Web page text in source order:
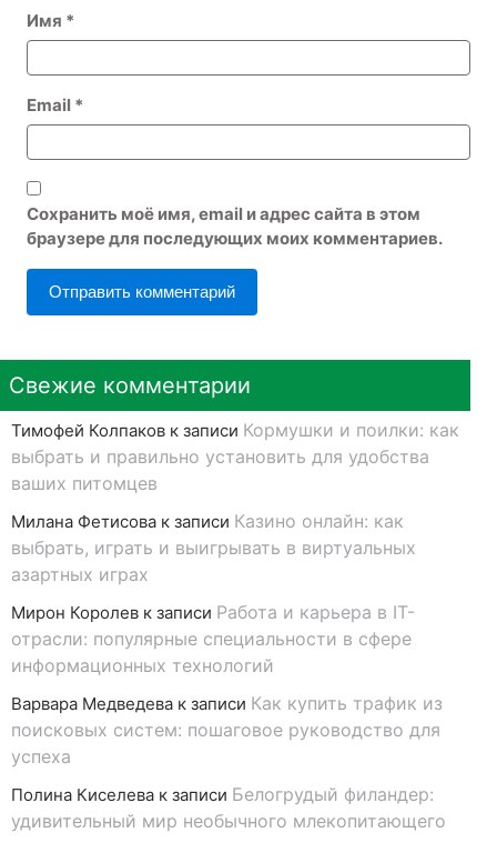
Имя *
Email *
Сохранить моё имя, email и адрес сайта в этом
браузере для последующих моих комментариев.
Свежие комментарии
Тимофей Колпаков к записи Кормушки и поилки: как
выбрать и правильно установить для удобства
ваших питомцев
Милана Фетисова к записи Казино онлайн: как
выбрать, играть и выигрывать в виртуальных
азартных играх
Мирон Королев к записи Работа и карьера в IT-
отрасли: популярные специальности в сфере
информационных технологий
Варвара Медведева к записи Как купить трафик из
поисковых систем: пошаговое руководство для
успеха
Полина Киселева к записи Белогрудый филандер:
удивительный мир необычного млекопитающего